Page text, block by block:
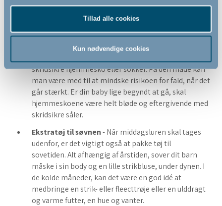
Tillad alle cookies
Kun nødvendige cookies
med vanter og hue. Starter barnet om sommeren, kan
det være en fordel med en vandtæt softshell-dragt,
der kan tages udenpå tøjet, når det ikke er for varmt.
Hjemmesko/prewalkers/skridsikre sokker
skridsikre hjemmesko eller sokker. På den måde kan
man være med til at mindske risikoen for fald, når det
går stærkt. Er din baby lige begyndt at gå, skal
hjemmeskoene være helt bløde og eftergivende med
skridsikre såler.
Ekstratøj til søvnen- Når middagsluren skal tages
udenfor, er det vigtigt også at pakke tøj til
sovetiden. Alt afhængig af årstiden, sover dit barn
måske i sin body og en lille strikbluse, under dynen. I
de kolde måneder, kan det være en god idé at
medbringe en strik- eller fleecttrøje eller en ulddragt
og varme futter, en hue og vanter.